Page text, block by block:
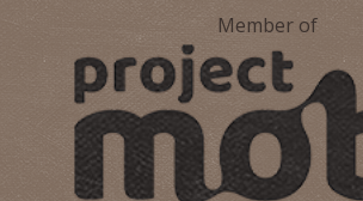
Το έθιμο πετάγματος των
Member of